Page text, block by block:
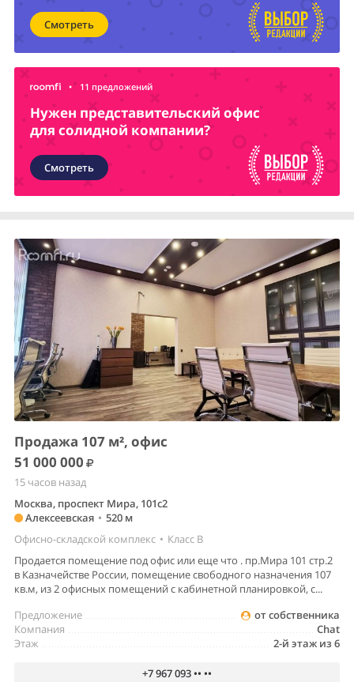
Смотреть
• 11 предложений
Нужен представительский офис
для солидной компании?
Смотреть
Продажа 107 м², офис
51 000 000
15 часов назад
Москва, проспект Мира, 101с2
Алексеевская • 520 м
Офисно-складской комплекс • Класс B
Продается помещение под офис или еще что . пр.Мира 101 стр.2
в Казначействе России, помещение свободного назначения 107
кв.м, из 2 офисных помещений с кабинетной планировкой, с...
от собственника
Предложение
Chat
Компания
2-й этаж из 6
Этаж
+7 967 093 •• ••